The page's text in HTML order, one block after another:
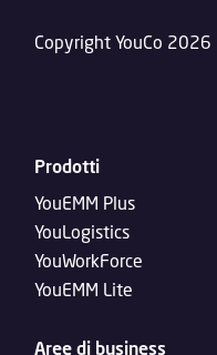
Copyright YouCo 2026
Prodotti
YouEMM Plus
YouLogistics
YouWorkForce
YouEMM Lite
Aree di business